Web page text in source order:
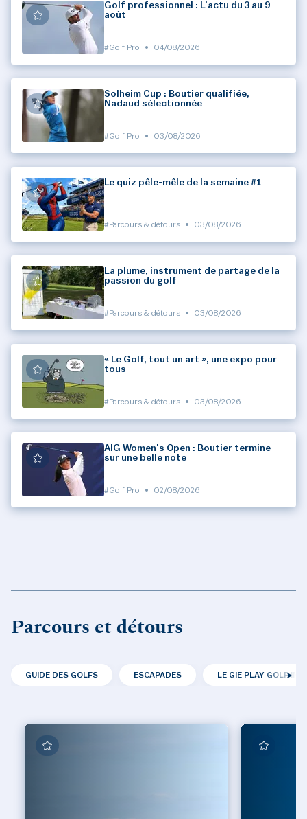
Golf professionnel : L'actu du 3 au 9
août
#Golf Pro • 04/08/2026
Solheim Cup : Boutier qualifiée,
Nadaud sélectionnée
#Golf Pro • 03/08/2026
Le quiz pêle-mêle de la semaine #1
#Parcours & détours • 03/08/2026
La plume, instrument de partage de la
passion du golf
#Parcours & détours • 03/08/2026
« Le Golf, tout un art », une expo pour
tous
#Parcours & détours • 03/08/2026
AIG Women's Open : Boutier termine
sur une belle note
#Golf Pro • 02/08/2026
Parcours et détours
GUIDE DES GOLFS ESCAPADES LE GIE PLAY GOLF IN